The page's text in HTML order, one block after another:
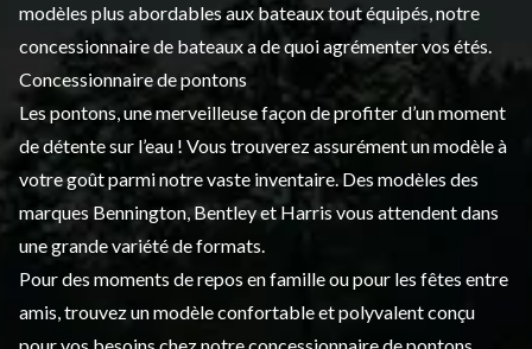
modèles plus abordables aux bateaux tout équipés, notre
concessionnaire de bateaux a de quoi agrémenter vos étés.
Concessionnaire de pontons
Les pontons, une merveilleuse façon de profiter d’un moment
de détente sur l’eau ! Vous trouverez assurément un modèle à
votre goût parmi notre vaste inventaire. Des modèles des
marques Bennington, Bentley et Harris vous attendent dans
une grande variété de formats.
Pour des moments de repos en famille ou pour les fêtes entre
amis, trouvez un modèle confortable et polyvalent conçu